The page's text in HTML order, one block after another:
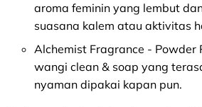
aroma feminin yang lembut
suasana kalem atau aktivitas
Alchemist Fragrance - Powder
wangi clean & soap yang
nyaman dipakai kapan pun.